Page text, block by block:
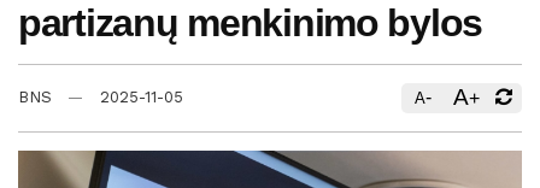
partizanų menkinimo bylos
BNS 2025-11-05 A- A+